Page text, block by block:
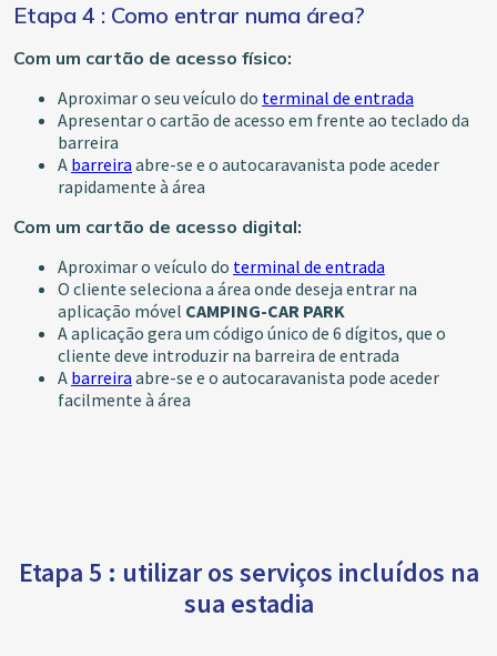
Etapa 4 : Como entrar numa área?
Com um cartão de acesso físico:
Aproximar o seu veículo do terminal de entrada
Apresentar o cartão de acesso em frente ao teclado da
barreira
A barreira abre-se e o autocaravanista pode aceder
rapidamente à área
Com um cartão de acesso digital:
Aproximar o veículo do terminal de entrada
O cliente seleciona a área onde deseja entrar na
aplicação móvel CAMPING-CAR PARK
A aplicação gera um código único de 6 dígitos, que o
cliente deve introduzir na barreira de entrada
A barreira abre-se e o autocaravanista pode aceder
facilmente à área
Etapa 5 : utilizar os serviços incluídos na
sua estadia